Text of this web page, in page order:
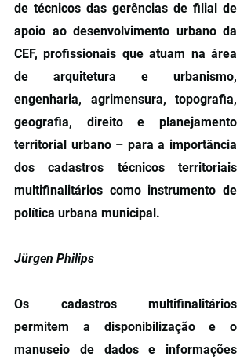
de técnicos das gerências de filial de
apoio ao desenvolvimento urbano da
CEF, profissionais que atuam na área
de arquitetura e urbanismo,
engenharia, agrimensura, topografia,
geografia, direito e planejamento
territorial urbano – para a importância
dos cadastros técnicos territoriais
multifinalitários como instrumento de
política urbana municipal.
Jürgen Philips
Os cadastros multifinalitários
permitem a disponibilização e o
manuseio de dados e informações